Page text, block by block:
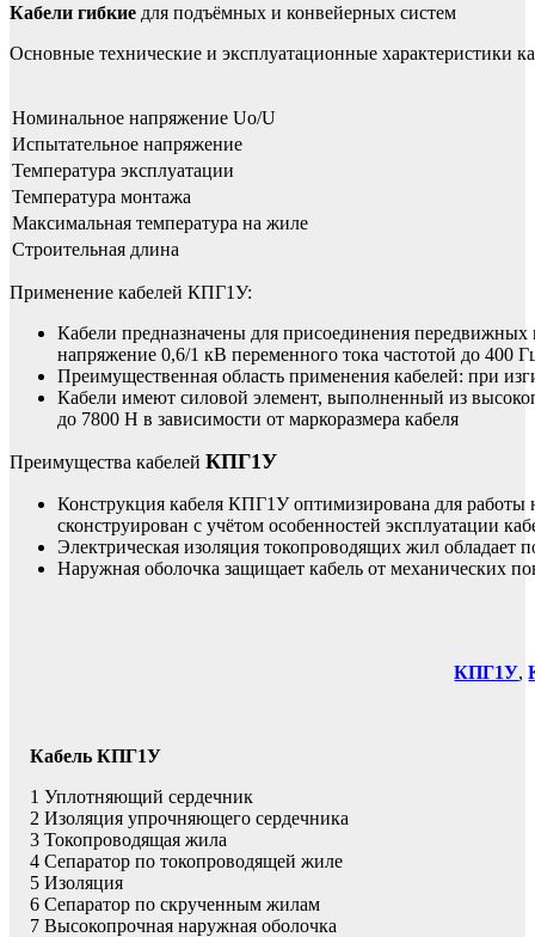
Кабели гибкие для подъёмных и конвейерных систем
Основные технические и эксплуатационные характеристики
Номинальное напряжение Uo/U
Испытательное напряжение
Температура эксплуатации
Температура монтажа
Максимальная температура на жиле
Строительная длина
Применение кабелей КПГ1У:
Кабели предназначены для присоединения
напряжение 0,6/1 кВ переменного тока частотой до 400
Преимущественная область применения кабелей: при
Кабели имеют силовой элемент, выполненный из
до 7800 Н в зависимости от маркоразмера кабеля
Преимущества кабелей КПГ1У
Конструкция кабеля КПГ1У оптимизирована для
сконструирован с учётом особенностей эксплуатации
Электрическая изоляция токопроводящих жил
Наружная оболочка защищает кабель от механических
КПГ1У,
Кабель КПГ1У
1 Уплотняющий сердечник
2 Изоляция упрочняющего сердечника
3 Токопроводящая жила
4 Сепаратор по токопроводящей жиле
5 Изоляция
6 Сепаратор по скрученным жилам
7 Высокопрочная наружная оболочка